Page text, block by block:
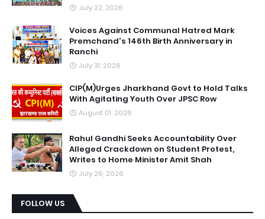
July 22, 2026
Voices Against Communal Hatred Mark
Premchand's 146th Birth Anniversary in
Ranchi
July 31, 2026
CIP(M)Urges Jharkhand Govt to Hold Talks
With Agitating Youth Over JPSC Row
August 01, 2026
Rahul Gandhi Seeks Accountability Over
Alleged Crackdown on Student Protest,
Writes to Home Minister Amit Shah
July 26, 2026
FOLLOW US